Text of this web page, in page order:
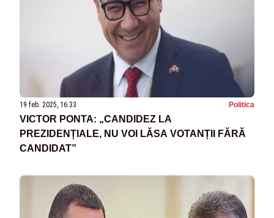
19 feb. 2025, 16:33 Politica
VICTOR PONTA: „CANDIDEZ LA
PREZIDENȚIALE, NU VOI LĂSA VOTANȚII FĂRĂ
CANDIDAT”